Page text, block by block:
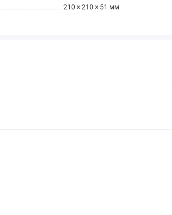
210 × 210 × 51 мм